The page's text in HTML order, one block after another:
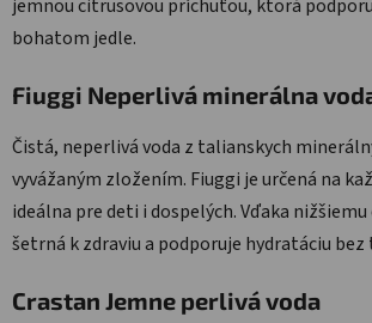
jemnou citrusovou príchuťou, ktorá
bohatom jedle.
Fiuggi Neperlivá minerálna
Čistá, neperlivá voda z talianskych
vyvážaným zložením. Fiuggi je určená na
ideálna pre deti i dospelých. Vďaka
šetrná k zdraviu a podporuje hydratáciu
Crastan Jemne perlivá voda